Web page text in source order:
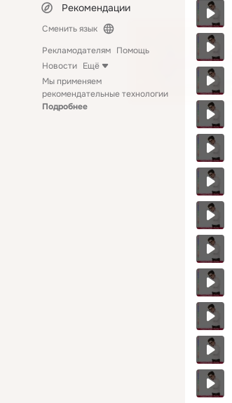
Рекомендации
Сменить язык
Рекламодателям Помощь
Новости Ещё
Мы применяем
рекомендательные технологии
Подробнее